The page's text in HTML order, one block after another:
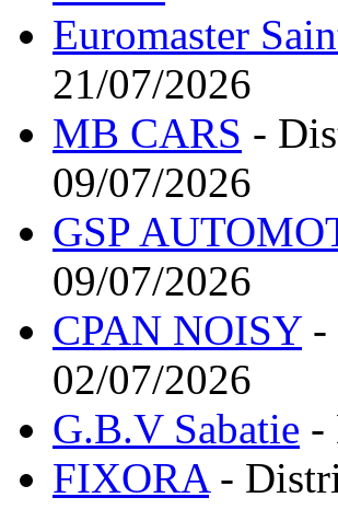
Euromaster
21/07/2026
MB CARS -
09/07/2026
GSP
09/07/2026
CPAN NOISY-
02/07/2026
G.B.V Sabatie -
FIXORA-